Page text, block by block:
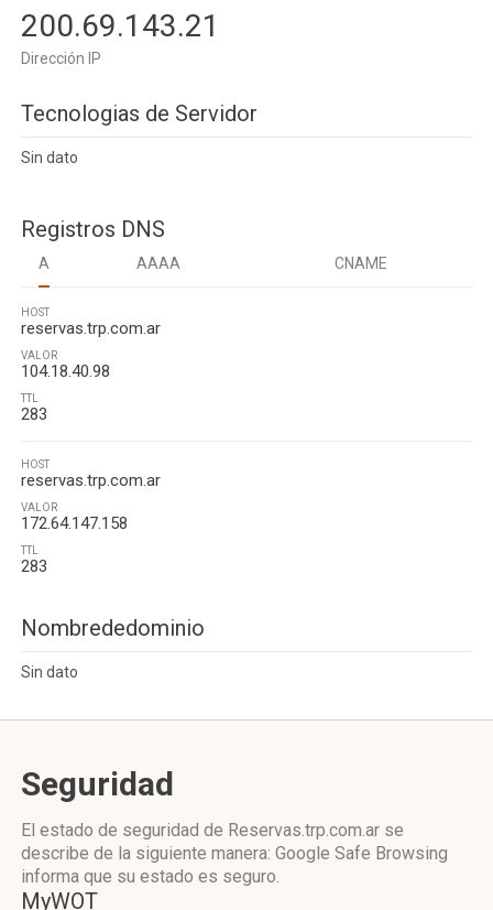
200.69.143.21
Dirección IP
Tecnologias de Servidor
Sin dato
Registros DNS
A AAAA CNAME
HOST
reservas.trp.com.ar
VALOR
104.18.40.98
TTL
283
HOST
reservas.trp.com.ar
VALOR
172.64.147.158
TTL
283
Nombrededominio
Sin dato
Seguridad
El estado de seguridad de Reservas.trp.com.ar se
describe de la siguiente manera: Google Safe Browsing
informa que su estado es seguro.
MyWOT